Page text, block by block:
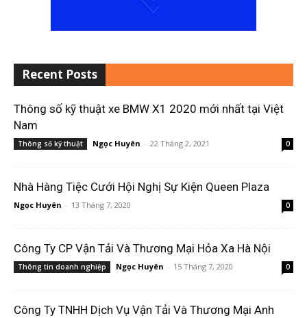
Recent Posts
Thông số kỹ thuật xe BMW X1 2020 mới nhất tại Việt
Nam
Thông số kỹ thuật Ngọc Huyên - 22 Tháng 2, 2021 0
Nhà Hàng Tiệc Cưới Hội Nghị Sự Kiện Queen Plaza
Ngọc Huyên - 13 Tháng 7, 2020 0
Công Ty CP Vận Tải Và Thương Mại Hỏa Xa Hà Nội
Thông tin doanh nghiệp Ngọc Huyên - 15 Tháng 7, 2020 0
Công Ty TNHH Dịch Vụ Vận Tải Và Thương Mại Anh